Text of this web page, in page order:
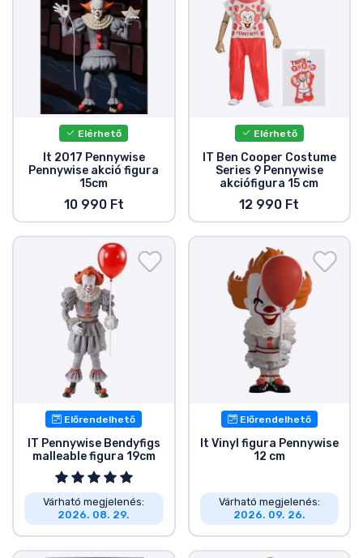
Elérhető
It 2017 Pennywise
Pennywise akció figura
15cm
10 990 Ft
Elérhető
IT Ben Cooper Costume
Series 9 Pennywise
akciófigura 15 cm
12 990 Ft
Előrendelhető
IT Pennywise Bendyfigs
malleable figura 19cm
Várható megjelenés:
2026. 08. 29.
Előrendelhető
It Vinyl figura Pennywise
12 cm
Várható megjelenés:
2026. 09. 26.